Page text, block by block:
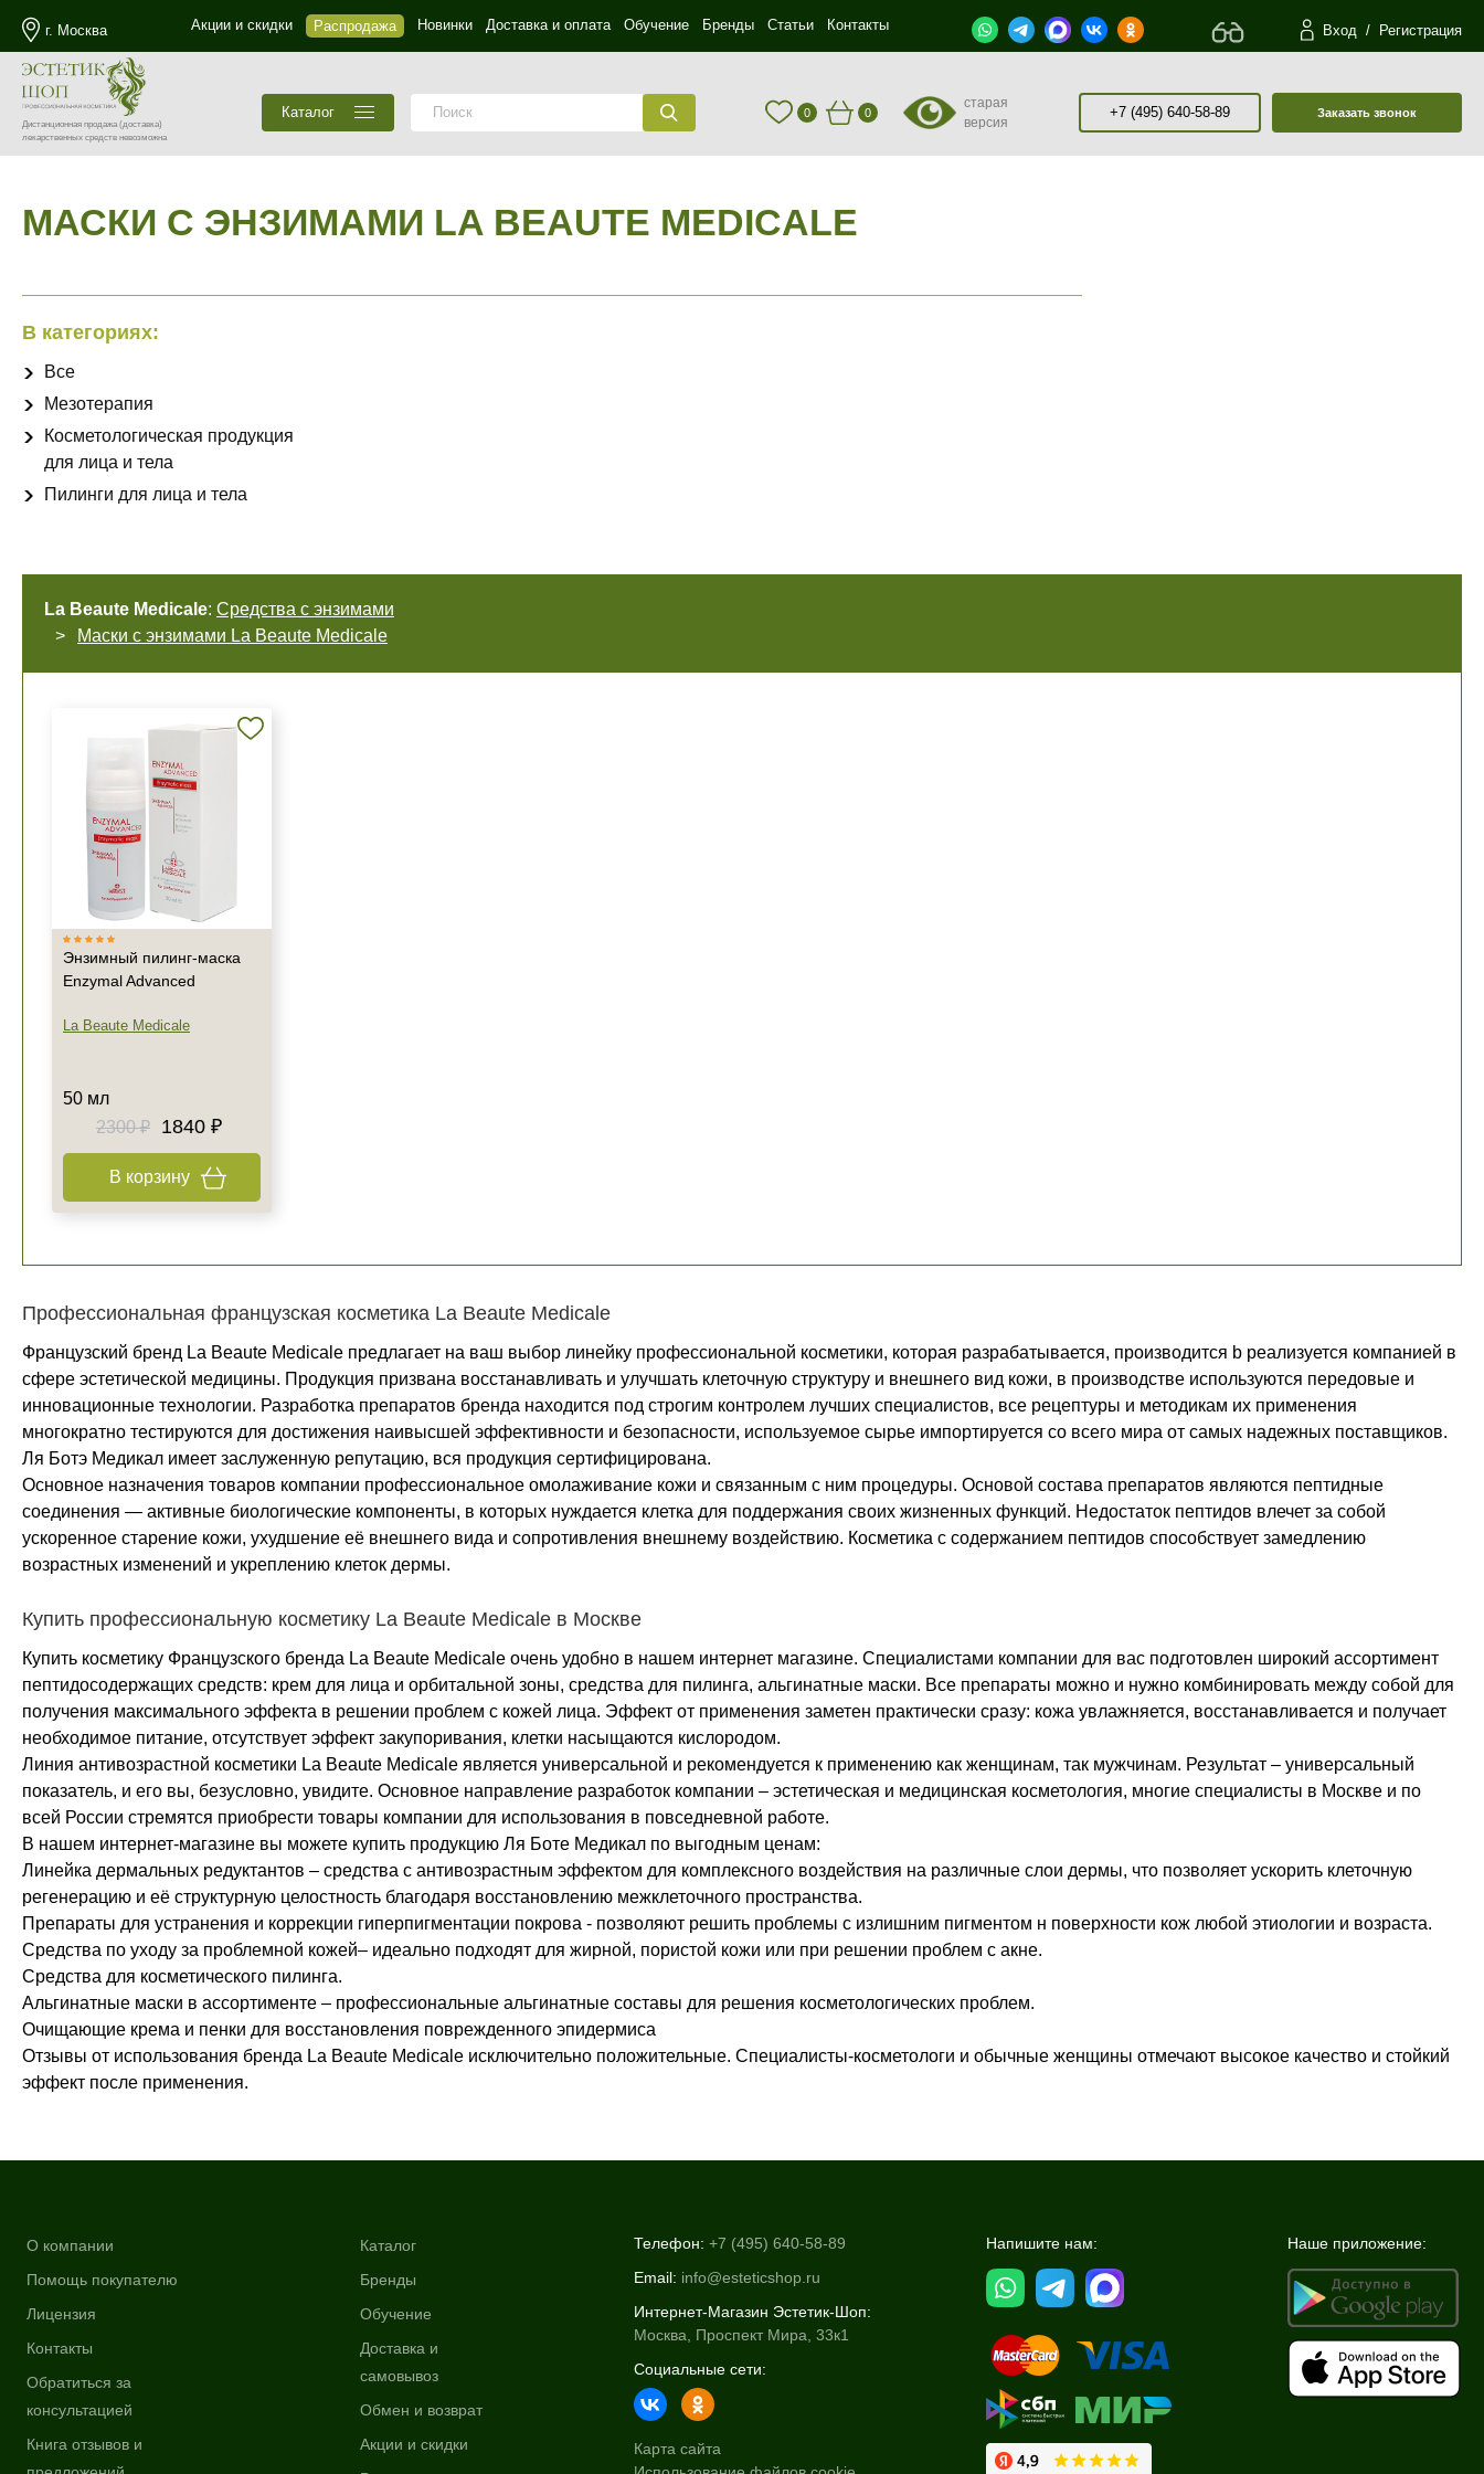
г. Москва Акции и скидки Распродажа Новинки Доставка и оплата Обучение Бренды Статьи Контакты Вход / Регистрация
Дистанционная продажа(доставка)
лекарственных средств невозможна
Каталог 0 0
старая
версия
+7 (495) 640-58-89 Заказать звонок
МАСКИ С ЭНЗИМАМИ LA BEAUTE MEDICALE
В категориях:
Все
Мезотерапия
Косметологическая продукция
для лица и тела
Пилинги для лица и тела
La Beaute Medicale: Средства с энзимами
Маски с энзимами La Beaute Medicale
Энзимный пилинг-маска
Enzymal Advanced
La Beaute Medicale
50 мл
2300 ₽
1840 ₽
В корзину
Профессиональная французская косметика La Beaute Medicale
Французский бренд La Beaute Medicale предлагает на ваш выбор линейку профессиональной косметики, которая разрабатывается, производится b реализуется компанией в
сфере эстетической медицины. Продукция призвана восстанавливать и улучшать клеточную структуру и внешнего вид кожи, в производстве используются передовые и
инновационные технологии. Разработка препаратов бренда находится под строгим контролем лучших специалистов, все рецептуры и методикам их применения
многократно тестируются для достижения наивысшей эффективности и безопасности, используемое сырье импортируется со всего мира от самых надежных поставщиков.
Ля Ботэ Медикал имеет заслуженную репутацию, вся продукция сертифицирована.
Основное назначения товаров компании профессиональное омолаживание кожи и связанным с ним процедуры. Основой состава препаратов являются пептидные
соединения — активные биологические компоненты, в которых нуждается клетка для поддержания своих жизненных функций. Недостаток пептидов влечет за собой
ускоренное старение кожи, ухудшение её внешнего вида и сопротивления внешнему воздействию. Косметика с содержанием пептидов способствует замедлению
возрастных изменений и укреплению клеток дермы.
Купить профессиональную косметику La Beaute Medicale в Москве
Купить косметику Французского бренда La Beaute Medicale очень удобно в нашем интернет магазине. Специалистами компании для вас подготовлен широкий ассортимент
пептидосодержащих средств: крем для лица и орбитальной зоны, средства для пилинга, альгинатные маски. Все препараты можно и нужно комбинировать между собой для
получения максимального эффекта в решении проблем с кожей лица. Эффект от применения заметен практически сразу: кожа увлажняется, восстанавливается и получает
необходимое питание, отсутствует эффект закупоривания, клетки насыщаются кислородом.
Линия антивозрастной косметики La Beaute Medicale является универсальной и рекомендуется к применению как женщинам, так мужчинам. Результат – универсальный
показатель, и его вы, безусловно, увидите. Основное направление разработок компании – эстетическая и медицинская косметология, многие специалисты в Москве и по
всей России стремятся приобрести товары компании для использования в повседневной работе.
В нашем интернет-магазине вы можете купить продукцию Ля Боте Медикал по выгодным ценам:
Линейка дермальных редуктантов – средства с антивозрастным эффектом для комплексного воздействия на различные слои дермы, что позволяет ускорить клеточную
регенерацию и её структурную целостность благодаря восстановлению межклеточного пространства.
Препараты для устранения и коррекции гиперпигментации покрова - позволяют решить проблемы с излишним пигментом н поверхности кож любой этиологии и возраста.
Средства по уходу за проблемной кожей– идеально подходят для жирной, пористой кожи или при решении проблем с акне.
Средства для косметического пилинга.
Альгинатные маски в ассортименте – профессиональные альгинатные составы для решения косметологических проблем.
Очищающие крема и пенки для восстановления поврежденного эпидермиса
Отзывы от использования бренда La Beaute Medicale исключительно положительные. Специалисты-косметологи и обычные женщины отмечают высокое качество и стойкий
эффект после применения.
О компании
Помощь покупателю
Лицензия
Контакты
Обратиться за
консультацией
Книга отзывов и
Каталог
Бренды
Обучение
Доставка и
самовывоз
Обмен и возврат
Акции и скидки
Телефон: +7 (495) 640-58-89
Email: info@esteticshop.ru
Интернет-Магазин Эстетик-Шоп:
Москва, Проспект Мира, 33к1
Социальные сети:
Карта сайта
Напишите нам: Наше приложение:
+7 (929) 933-09-89